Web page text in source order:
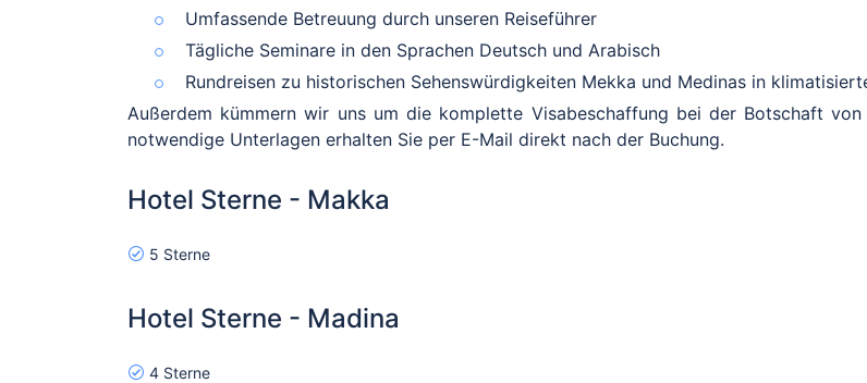
Umfassende Betreuung durch unseren Reiseführer
Tägliche Seminare in den Sprachen Deutsch und Arabisch
Rundreisen zu historischen Sehenswürdigkeiten Mekka und Medinas in
Außerdem kümmern wir uns um die komplette Visabeschaffung bei der Botschaft von
notwendige Unterlagen erhalten Sie per E-Mail direkt nach der Buchung.
Hotel Sterne - Makka
5 Sterne
Hotel Sterne - Madina
4 Sterne